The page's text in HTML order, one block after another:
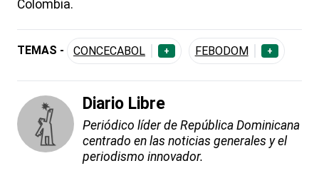
Colombia.
TEMAS - CONCECABOL + FEBODOM +
Diario Libre
Periódico líder de República Dominicana
centrado en las noticias generales y el
periodismo innovador.